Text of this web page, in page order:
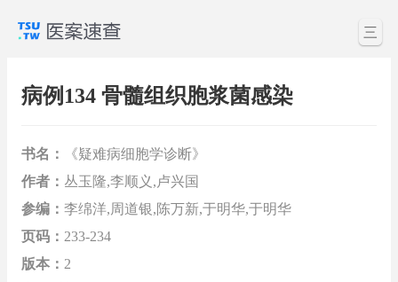
三
病例134 骨髓组织胞浆菌感染
书名：
《疑难病细胞学诊断》
作者： 丛玉隆,李顺义,卢兴国
参编： 李绵洋,周道银,陈万新,于明华,于明华
页码： 233-234
版本： 2